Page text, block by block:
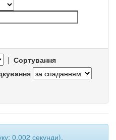
| Сортування
0.002 секунди).